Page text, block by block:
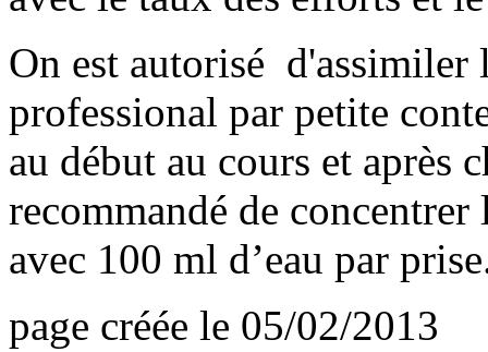
On est autorisé
professional par petite
au début au cours et après
recommandé de
avec 100 ml d’eau par
page créée le 05/02/2013